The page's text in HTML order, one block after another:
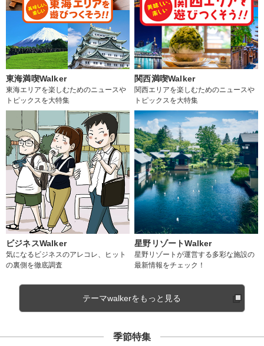
東海満喫Walker
東海エリアを楽しむためのニュースや
トピックスを大特集
関西満喫Walker
関西エリアを楽しむためのニュースや
トピックスを大特集
ビジネスWalker
気になるビジネスのアレコレ、ヒット
の裏側を徹底調査
星野リゾートWalker
星野リゾートが運営する多彩な施設の
最新情報をチェック！
テーマwalkerをもっと見る
季節特集